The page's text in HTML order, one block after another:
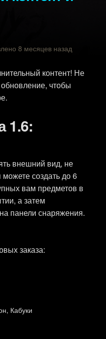
8 месяцев назад
контент! Не
чтобы
1.6:
внешний вид, не
создать до 6
вам предметов в
а затем
панели снаряжения.
заказа:
Кабуки